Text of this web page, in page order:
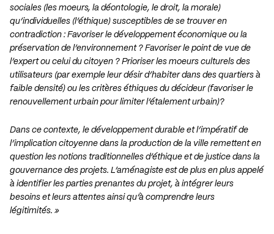
sociales (les moeurs, la déontologie, le droit, la morale)
qu’individuelles (l’éthique) susceptibles de se trouver en
contradiction : Favoriser le développement économique ou la
préservation de l’environnement ? Favoriser le point de vue de
l’expert ou celui du citoyen ? Prioriser les moeurs culturels des
utilisateurs (par exemple leur désir d’habiter dans des quartiers à
faible densité) ou les critères éthiques du décideur (favoriser le
renouvellement urbain pour limiter l’étalement urbain)?
Dans ce contexte, le développement durable et l’impératif de
l’implication citoyenne dans la production de la ville remettent en
question les notions traditionnelles d’éthique et de justice dans la
gouvernance des projets. L’aménagiste est de plus en plus appelé
à identifier les parties prenantes du projet, à intégrer leurs
besoins et leurs attentes ainsi qu’à comprendre leurs
légitimités. »